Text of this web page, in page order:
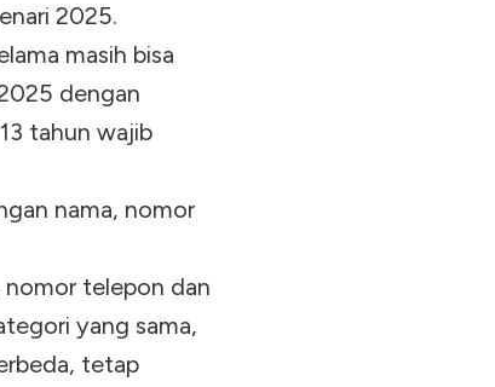
2025.
masih bisa
dengan
tahun wajib
nama, nomor
telepon dan
yang sama,
tetap